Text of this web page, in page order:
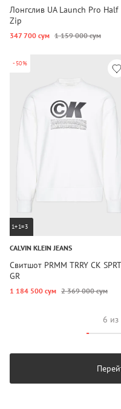
Лонгслив UA Launch Pro Half
Zip
347 700 сум 1 159 000 сум
-50%
1+1=3
CALVIN KLEIN JEANS
Свитшот PRMM TRRY CK SPRT
GR
1 184 500 сум 2 369 000 сум
6